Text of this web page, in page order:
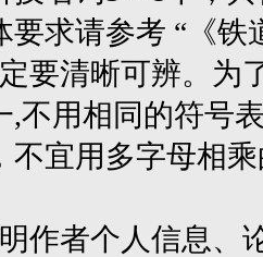
要求请参考 “《
要清晰可辨。为
,不用相同的符号
不宜用多字母相
作者个人信息、